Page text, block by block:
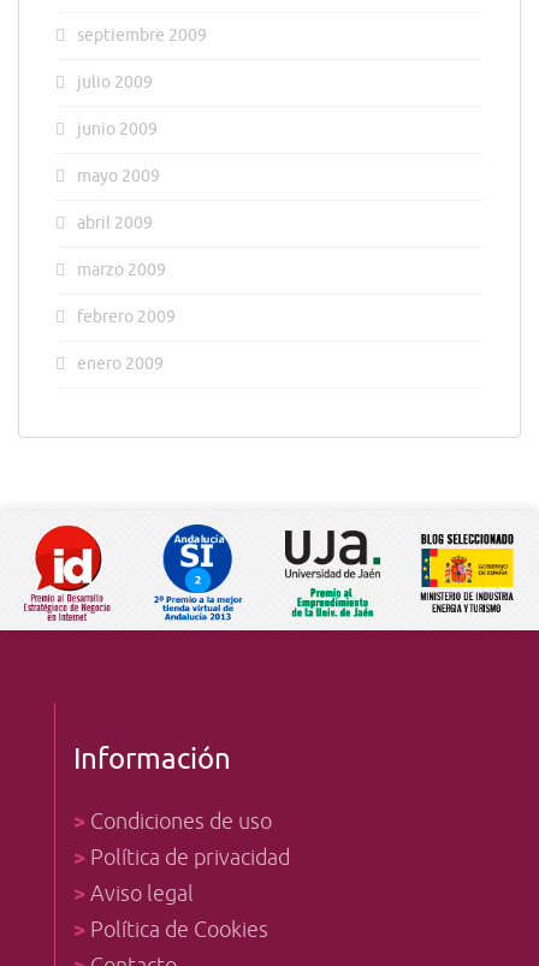
septiembre 2009
julio 2009
junio 2009
mayo 2009
abril 2009
marzo 2009
febrero 2009
enero 2009
Información
> Condiciones de uso
> Política de privacidad
>Aviso legal
> Política de Cookies